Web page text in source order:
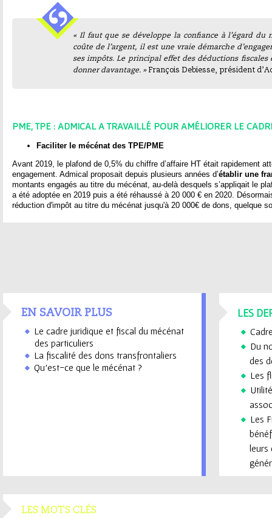
« Il faut que se développe la confiance à l’égard du
coûte de l’argent, il est une vraie démarche
ses impôts. Le principal effet des déductions fiscales
donner davantage. »François Debiesse, président
PME, TPE : ADMICAL A TRAVAILLÉ POUR AMÉLIORER LE
Faciliter le mécénat des TPE/PME
Avant 2019, le plafond de 0,5% du chiffre d’affaire HT était rapidement
engagement. Admical proposait depuis plusieurs années d’établir une
montants engagés au titre du mécénat, au-delà desquels s’appliqait le
a été adoptée en 2019 puis a été réhaussé à 20 000 € en 2020.
réduction d'impôt au titre du mécénat jusqu'à 20 000€ de dons, quelque
EN SAVOIR PLUS
Le cadre juridique et fiscal du mécénat
des particuliers
La fiscalité des dons transfrontaliers
Qu'est-ce que le mécénat ?
LES
Du
des
Les
Les
leurs
LES MOTS CLÉS